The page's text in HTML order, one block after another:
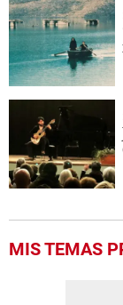
MIS TEMAS